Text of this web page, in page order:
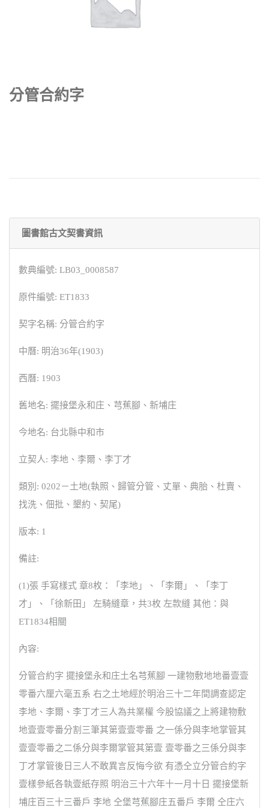
分管合約字
圖書館古文契書資訊
數典編號: LB03_0008587
原件編號: ET1833
契字名稱: 分管合約字
中曆: 明治36年(1903)
西曆: 1903
舊地名: 擺接堡永和庄、芎蕉腳、新埔庄
今地名: 台北縣中和市
立契人: 李地、李爾、李丁才
類別: 0202－土地(執照、歸管分管、丈單、典胎、杜賣、
找洗、佃批、墾約、契尾)
版本: 1
備註:
(1)張 手寫樣式 章8枚：「李地」、「李爾」、「李丁
才」、「徐新田」 左騎縫章，共3枚 左款縫 其他：與
ET1834相關
內容:
分管合約字 擺接堡永和庄土名芎蕉腳 一建物敷地地番壹壹
零番六厘六毫五系 右之土地經於明治三十二年間調查認定
李地、李爾、李丁才三人為共業權 今股協議之上將建物敷
地壹壹零番分割三筆其第壹壹零番 之一係分與李地掌管其
壹壹零番之二係分與李爾掌管其第壹 壹零番之三係分與李
丁才掌管後日三人不敢異言反悔今欲 有憑仝立分管合約字
壹樣參紙各執壹紙存照 明治三十六年十一月十日 擺接堡新
埔庄百三十三番戶 李地 仝堡芎蕉腳庄五番戶 李爾 仝庄六